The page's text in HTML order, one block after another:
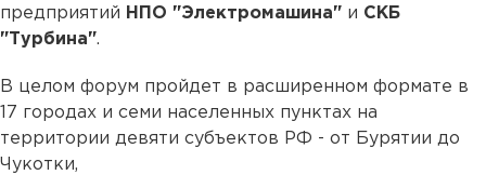
предприятий НПО "Электромашина" и СКБ
"Турбина".
В целом форум пройдет в расширенном формате в
17 городах и семи населенных пунктах на
территории девяти субъектов РФ - от Бурятии до
Чукотки,